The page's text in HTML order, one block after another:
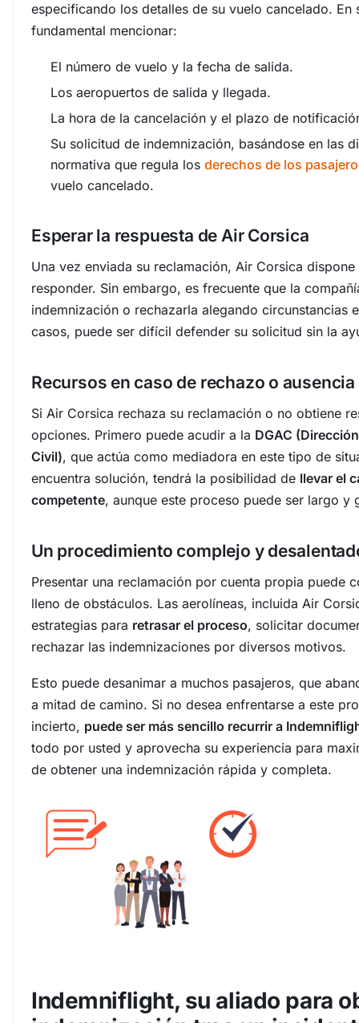
especificando los detalles de su vuelo cancelado. En
fundamental mencionar:
El número de vuelo y la fecha de salida.
Los aeropuertos de salida y llegada.
La hora de la cancelación y el plazo de
Su solicitud de indemnización, basándose en las
normativa que regula los derechos de los
vuelo cancelado.
Esperar la respuesta de Air Corsica
Una vez enviada su reclamación, Air Corsica
responder. Sin embargo, es frecuente que la
indemnización o rechazarla alegando circunstancias
casos, puede ser difícil defender su solicitud sin la
Recursos en caso de rechazo o
Si Air Corsica rechaza su reclamación o no obtiene
opciones. Primero puede acudir a la DGAC
Civil), que actúa como mediadora en este tipo de
encuentra solución, tendrá la posibilidad de llevar el
competente, aunque este proceso puede ser largo y
Un procedimiento complejo y
Presentar una reclamación por cuenta propia puede
lleno de obstáculos. Las aerolíneas, incluida Air
estrategias para retrasar el proceso, solicitar
rechazar las indemnizaciones por diversos motivos.
Esto puede desanimar a muchos pasajeros, que
a mitad de camino. Si no desea enfrentarse a este
incierto, puede ser más sencillo recurrir a
todo por usted y aprovecha su experiencia para
de obtener una indemnización rápida y completa.
Indemniflight, su aliado para